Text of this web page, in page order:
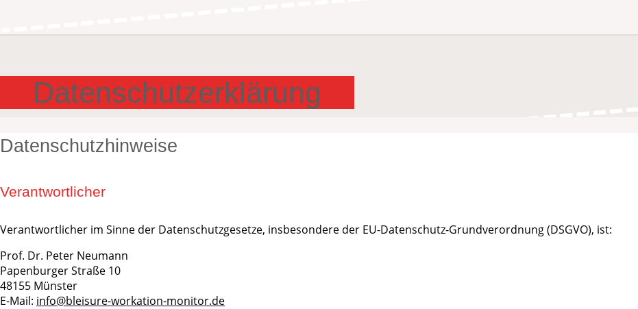
Datenschutzerklärung
Datenschutzhinweise
Verantwortlicher
Verantwortlicher im Sinne der Datenschutzgesetze, insbesondere der EU-Datenschutz-Grundverordnung (DSGVO), ist:
Prof. Dr. Peter Neumann
Papenburger Straße 10
48155 Münster
E-Mail: info@bleisure-workation-monitor.de